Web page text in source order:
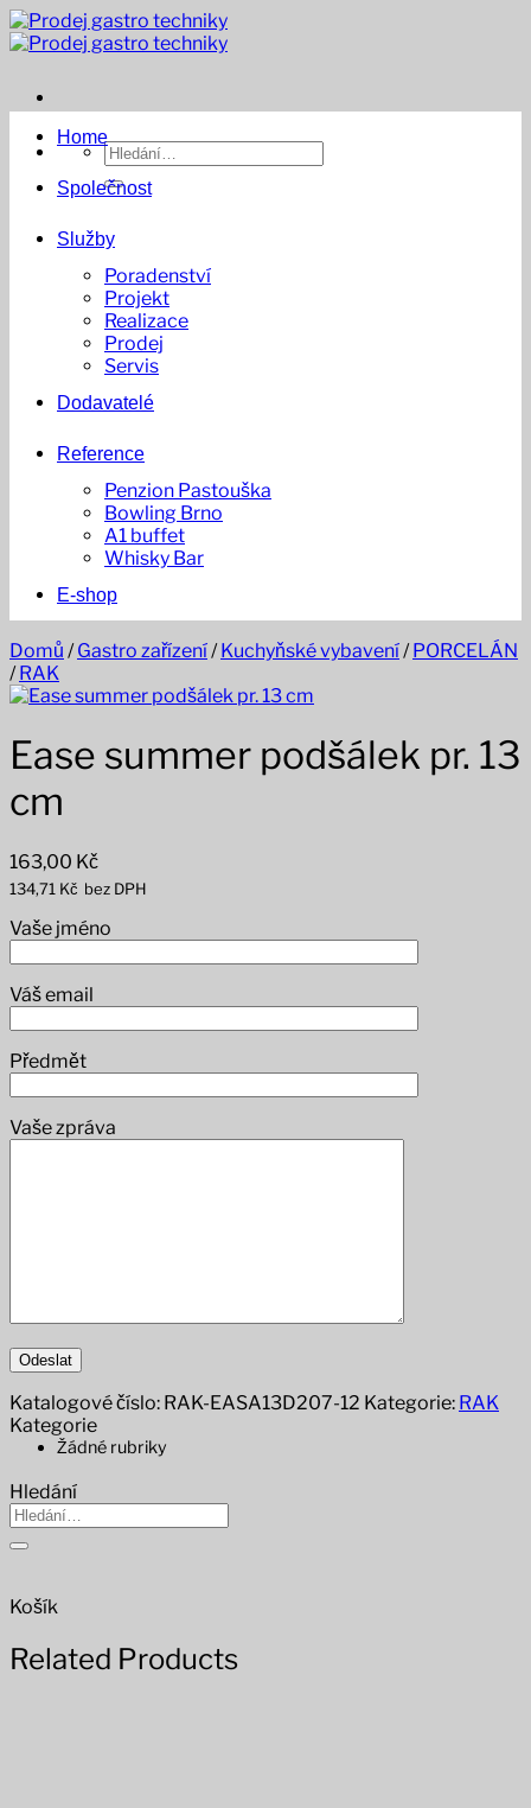
Přeskočit
na
Hledat:
Home
Společnost
Služby
Poradenství
Projekt
Realizace
Prodej
Servis
Dodavatelé
Reference
Penzion Pastouška
Bowling Brno
A1 buffet
Whisky Bar
E-shop
Domů / Gastro zařízení/ Kuchyňské vybavení/ PORCELÁN
/ RAK
Ease summer podšálek pr. 13
cm
163,00 Kč
134,71 Kč bez DPH
Vaše jméno
Váš email
Předmět
Vaše zpráva
Katalogové číslo: RAK-EASA13D207-12 Kategorie: RAK
Kategorie
Žádné rubriky
Hledání
Hledat:
Košík
Related Products